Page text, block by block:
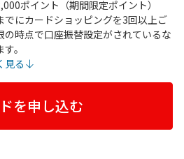
ポイント（期間限定ポイント）
でにカードショッピングを3回以上ご
の時点で口座振替設定がされているな
。
見る
を申し込む